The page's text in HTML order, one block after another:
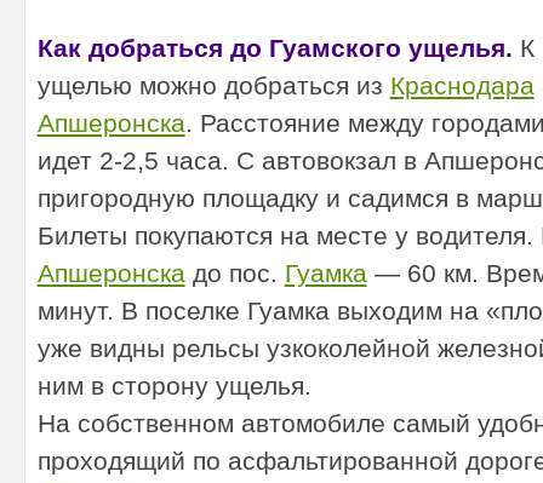
Как добраться до Гуамского ущелья. К
ущелью можно добраться из Краснодара
Апшеронска. Расстояние между
идет 2-2,5 часа. С автовокзал в
пригородную площадку и садимся в
Билеты покупаются на месте у водителя.
Апшеронскадо пос. Гуамка— 60 км.
минут. В поселке Гуамка выходим на
уже видны рельсы узкоколейной
ним в сторону ущелья.
На собственном автомобиле самый
проходящий по асфальтированной